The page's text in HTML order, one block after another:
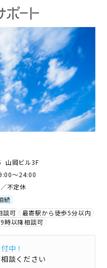
山岡ビル3F
～24:00
不定休
続
談可
最寄駅から徒歩5分以内
時以降相談可
中！
談ください